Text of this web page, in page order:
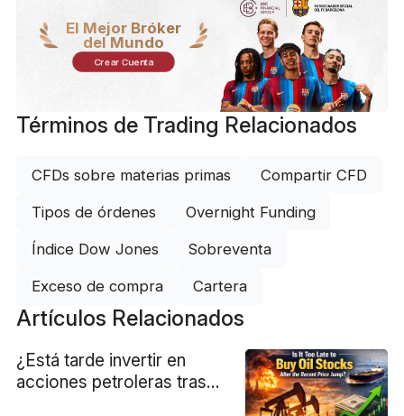
El Mejor Bróker
del Mundo
Crear Cuenta
Términos de Trading Relacionados
CFDs sobre materias primas Compartir CFD
Tipos de órdenes Overnight Funding
Índice Dow Jones Sobreventa
Exceso de compra Cartera
Artículos Relacionados
¿Está tarde invertir en
acciones petroleras tras